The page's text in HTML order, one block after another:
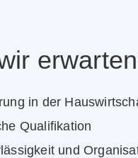
erwarten
in der
Qualifikation
und